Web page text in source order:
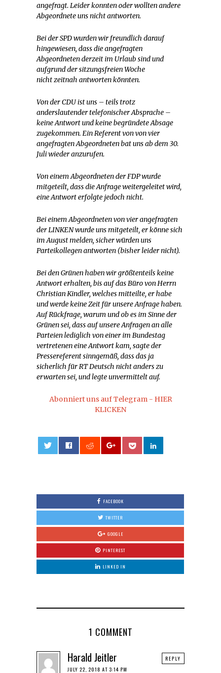
angefragt. Leider konnten oder wollten andere
Abgeordnete uns nicht antworten.
Bei der SPD wurden wir freundlich darauf
hingewiesen, dass die angefragten
Abgeordneten derzeit im Urlaub sind und
aufgrund der sitzungsfreien Woche
nicht zeitnah antworten könnten.
Von der CDU ist uns – teils trotz
anderslautender telefonischer Absprache –
keine Antwort und keine begründete Absage
zugekommen. Ein Referent von von vier
angefragten Abgeordneten bat uns ab dem 30.
Juli wieder anzurufen.
Von einem Abgeordneten der FDP wurde
mitgeteilt, dass die Anfrage weitergeleitet wird,
eine Antwort erfolgte jedoch nicht.
Bei einem Abgeordneten von vier angefragten
der LINKEN wurde uns mitgeteilt, er könne sich
im August melden, sicher würden uns
Parteikollegen antworten (bisher leider nicht).
Bei den Grünen haben wir größtenteils keine
Antwort erhalten, bis auf das Büro von Herrn
Christian Kindler, welches mitteilte, er habe
und werde keine Zeit für unsere Anfrage haben.
Auf Rückfrage, warum und ob es im Sinne der
Grünen sei, dass auf unsere Anfragen an alle
Parteien lediglich von einer im Bundestag
vertretenen eine Antwort kam, sagte der
Pressereferent sinngemäß, dass das ja
sicherlich für RT Deutsch nicht anders zu
erwarten sei, und legte unvermittelt auf.
Abonniert uns auf Telegram - HIER
KLICKEN
FACEBOOK
TWITTER
GOOGLE
PINTEREST
LINKED IN
1 COMMENT
Harald Jeitler
JULY 22, 2018 AT 3:14 PM
REPLY